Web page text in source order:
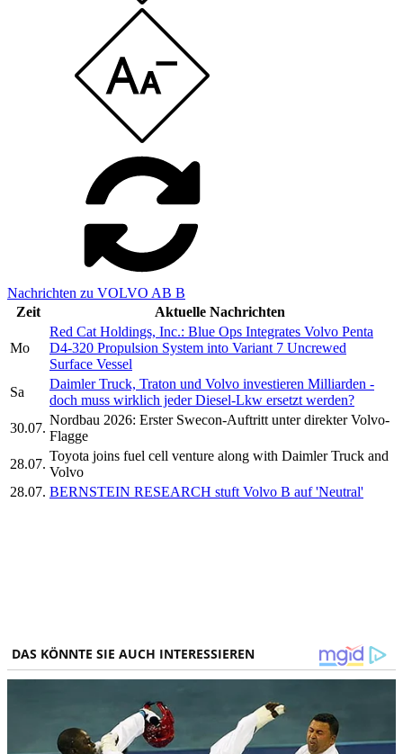
Nachrichten zu VOLVO AB B
Zeit
Aktuelle Nachrichten
Mo
Red Cat Holdings, Inc.: Blue Ops Integrates Volvo Penta
D4-320 Propulsion System into Variant 7 Uncrewed
Surface Vessel
Sa
Daimler Truck, Traton und Volvo investieren Milliarden -
doch muss wirklich jeder Diesel-Lkw ersetzt werden?
30.07.
Nordbau 2026: Erster Swecon-Auftritt unter direkter Volvo-
Flagge
28.07.
Toyota joins fuel cell venture along with Daimler Truck and
Volvo
28.07. BERNSTEIN RESEARCH stuft Volvo B auf 'Neutral'